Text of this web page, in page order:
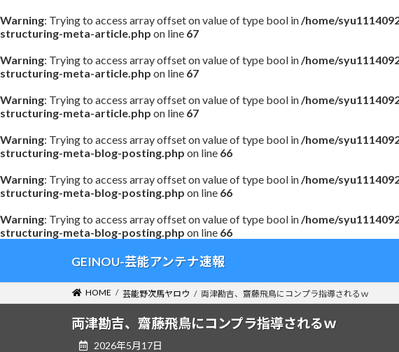
Warning: Trying to access array offset on value of type bool in/home/
structuring-meta-article.php on line 67
Warning: Trying to access array offset on value of type bool in/home/
structuring-meta-article.php on line 67
Warning: Trying to access array offset on value of type bool in/home/
structuring-meta-article.php on line 67
Warning: Trying to access array offset on value of type bool in/home/
structuring-meta-blog-posting.php on line 66
Warning: Trying to access array offset on value of type bool in/home/
structuring-meta-blog-posting.php on line 66
Warning: Trying to access array offset on value of type bool in/home/
structuring-meta-blog-posting.php on line 66
テ
ゲ
GEINOU-芸能アンテナ速報
HOME 芸能野次馬ヤロウ 両津勘吉、齋藤飛鳥にコンプラ指導されるｗ
両津勘吉、齋藤飛鳥にコンプラ指導されるｗ
2026年5月17日